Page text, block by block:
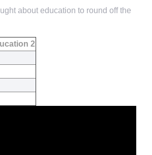
about education to round off the
2